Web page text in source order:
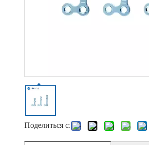
Поделиться с: